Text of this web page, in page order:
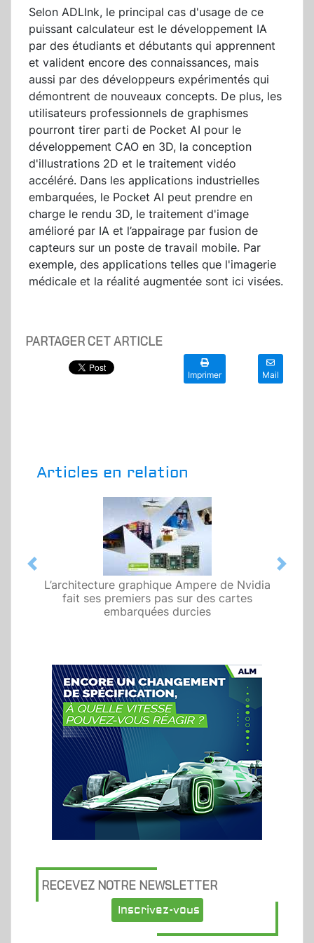
Selon ADLInk, le principal cas d'usage de ce
puissant calculateur est le développement IA
par des étudiants et débutants qui apprennent
et valident encore des connaissances, mais
aussi par des développeurs expérimentés qui
démontrent de nouveaux concepts. De plus, les
utilisateurs professionnels de graphismes
pourront tirer parti de Pocket AI pour le
développement CAO en 3D, la conception
d'illustrations 2D et le traitement vidéo
accéléré. Dans les applications industrielles
embarquées, le Pocket AI peut prendre en
charge le rendu 3D, le traitement d'image
amélioré par IA et l’appairage par fusion de
capteurs sur un poste de travail mobile. Par
exemple, des applications telles que l'imagerie
médicale et la réalité augmentée sont ici visées.
PARTAGER CET ARTICLE
Imprimer Mail
Articles en relation
L’architecture graphique Ampere de Nvidia
fait ses premiers pas sur des cartes
embarquées durcies
Previous Next
RECEVEZ NOTRE NEWSLETTER
Inscrivez-vous